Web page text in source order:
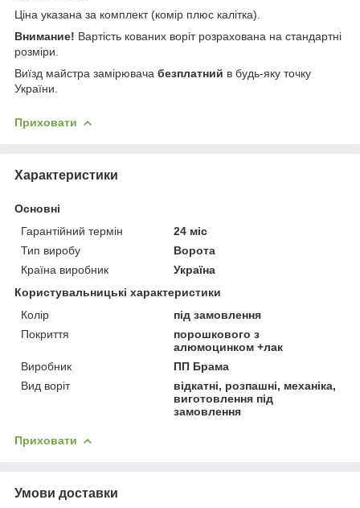
Ціна указана за комплект (комір плюс калітка).
Внимание! Вартість кованих воріт розрахована на стандартні
розміри.
Виїзд майстра замірювача безплатний в будь-яку точку
України.
Приховати
Характеристики
Основні
Гарантійний термін
24 міс
Тип виробу
Ворота
Країна виробник
Україна
Користувальницькі характеристики
Колір
під замовлення
Покриття
порошкового з
алюмоцинком +лак
Виробник
ПП Брама
Вид воріт
відкатні, розпашні, механіка,
виготовлення під
замовлення
Приховати
Умови доставки